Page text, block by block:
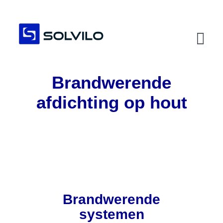
inhoud
Over ons
Brandwerende
afdichting op hout
Brandwerende
systemen